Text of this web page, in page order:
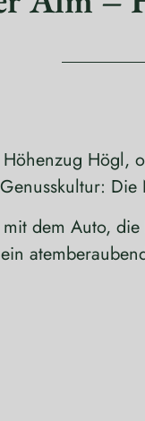
Högl,
dem Auto,